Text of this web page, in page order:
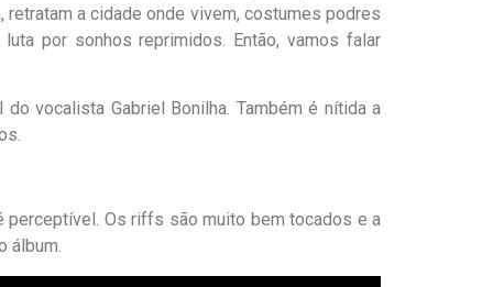
retratam a cidade onde vivem, costumes podres
por sonhos reprimidos. Então, vamos falar
vocalista Gabriel Bonilha. Também é nítida a
perceptível. Os riffs são muito bem tocados e a
álbum.